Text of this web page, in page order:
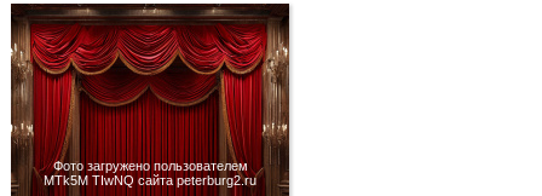
Фото загружено пользователем
MTk5M TIwNQ сайта peterburg2.ru